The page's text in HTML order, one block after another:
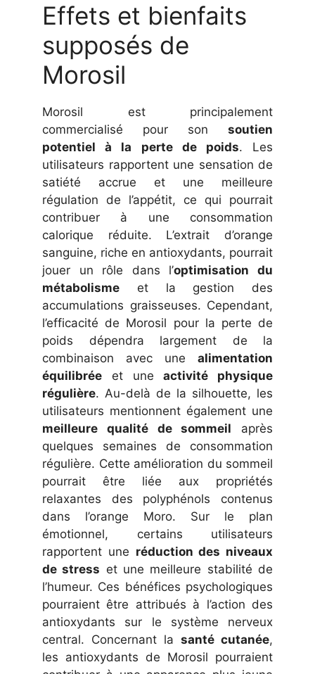
Effets et bienfaits
supposés de
Morosil
Morosil est principalement
commercialisé pour son soutien
potentiel à la perte de poids. Les
utilisateurs rapportent une sensation de
satiété accrue et une meilleure
régulation de l’appétit, ce qui pourrait
contribuer à une consommation
calorique réduite. L’extrait d’orange
sanguine, riche en antioxydants, pourrait
jouer un rôle dans l’optimisation du
métabolisme et la gestion des
accumulations graisseuses. Cependant,
l’efficacité de Morosil pour la perte de
poids dépendra largement de la
combinaison avec une alimentation
équilibrée et uneactivité physique
régulière. Au-delà de la silhouette, les
utilisateurs mentionnent également une
meilleure qualité de sommeil après
quelques semaines de consommation
régulière. Cette amélioration du sommeil
pourrait être liée aux propriétés
relaxantes des polyphénols contenus
dans l’orange Moro. Sur le plan
émotionnel, certains utilisateurs
rapportent une réduction des niveaux
de stress et une meilleure stabilité de
l’humeur. Ces bénéfices psychologiques
pourraient être attribués à l’action des
antioxydants sur le système nerveux
central. Concernant la santé cutanée,
les antioxydants de Morosil pourraient